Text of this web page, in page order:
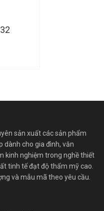
sản xuất các sản phẩm
dành cho gia đình, văn
kinh nghiệm trong nghề thiết
tinh tế đạt độ thẩm mỹ cao.
và mẫu mã theo yêu cầu.